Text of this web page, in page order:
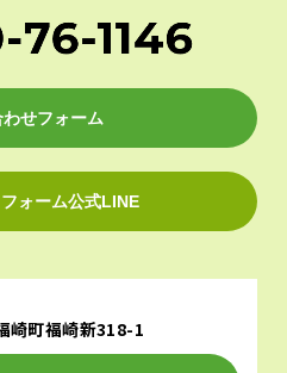
わせフォーム
ォーム公式LINE
崎町福崎新318-1